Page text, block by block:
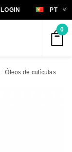
LOGIN PT
0
Óleos de cutículas